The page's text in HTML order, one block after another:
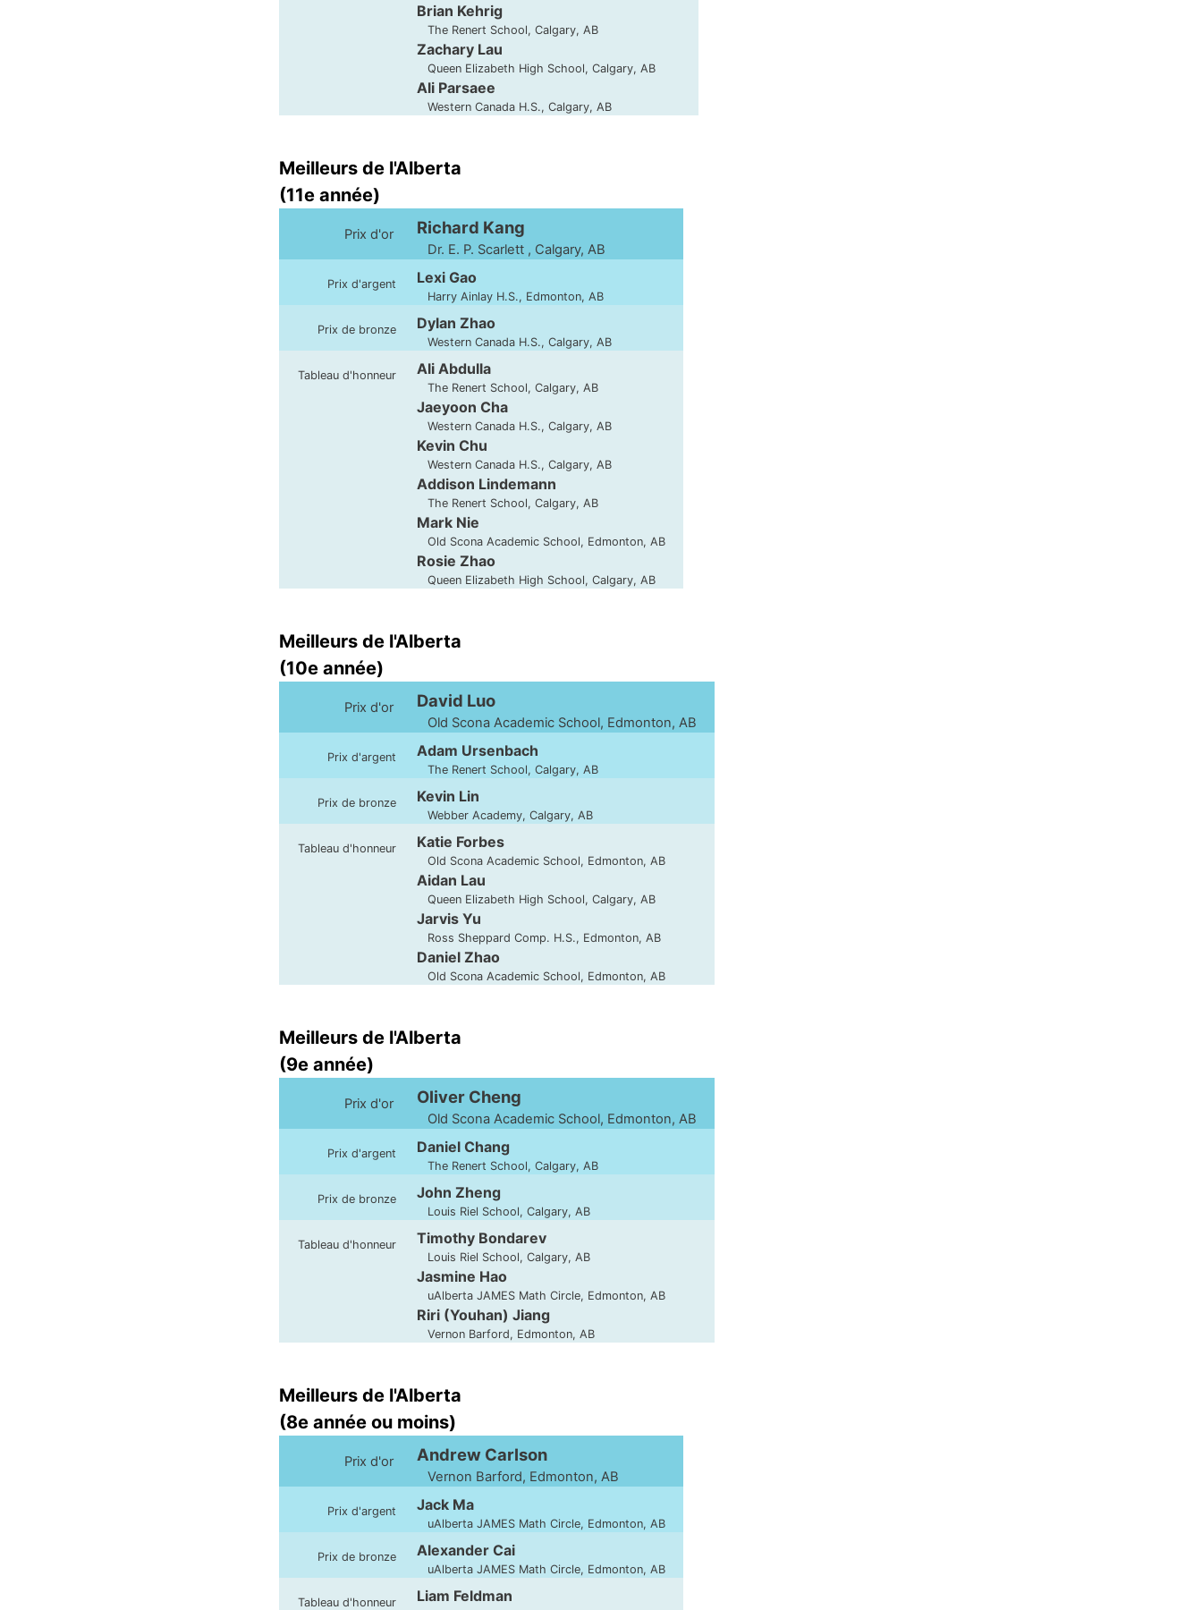
Brian Kehrig
The Renert School, Calgary, AB
Zachary Lau
Queen Elizabeth High School, Calgary, AB
Ali Parsaee
Western Canada H.S., Calgary, AB
Meilleurs de l'Alberta
(11e année)
Prix d'or Richard Kang
Dr. E. P. Scarlett , Calgary, AB
Prix d'argent Lexi Gao
Harry Ainlay H.S., Edmonton, AB
Prix de bronze Dylan Zhao
Western Canada H.S., Calgary, AB
Tableau d'honneur Ali Abdulla
The Renert School, Calgary, AB
Jaeyoon Cha
Western Canada H.S., Calgary, AB
Kevin Chu
Western Canada H.S., Calgary, AB
Addison Lindemann
The Renert School, Calgary, AB
Mark Nie
Old Scona Academic School, Edmonton, AB
Rosie Zhao
Queen Elizabeth High School, Calgary, AB
Meilleurs de l'Alberta
(10e année)
Prix d'or David Luo
Old Scona Academic School, Edmonton, AB
Prix d'argent Adam Ursenbach
The Renert School, Calgary, AB
Prix de bronze Kevin Lin
Webber Academy, Calgary, AB
Tableau d'honneur Katie Forbes
Old Scona Academic School, Edmonton, AB
Aidan Lau
Queen Elizabeth High School, Calgary, AB
Jarvis Yu
Ross Sheppard Comp. H.S., Edmonton, AB
Daniel Zhao
Old Scona Academic School, Edmonton, AB
Meilleurs de l'Alberta
(9e année)
Prix d'or Oliver Cheng
Old Scona Academic School, Edmonton, AB
Prix d'argent Daniel Chang
The Renert School, Calgary, AB
Prix de bronze John Zheng
Louis Riel School, Calgary, AB
Tableau d'honneur Timothy Bondarev
Louis Riel School, Calgary, AB
Jasmine Hao
uAlberta JAMES Math Circle, Edmonton, AB
Riri (Youhan) Jiang
Vernon Barford, Edmonton, AB
Meilleurs de l'Alberta
(8e année ou moins)
Prix d'or Andrew Carlson
Vernon Barford, Edmonton, AB
Prix d'argent Jack Ma
uAlberta JAMES Math Circle, Edmonton, AB
Prix de bronze Alexander Cai
uAlberta JAMES Math Circle, Edmonton, AB
Tableau d'honneur Liam Feldman